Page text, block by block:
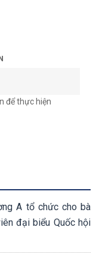
để thực hiện
A tổ chức cho bà
đại biểu Quốc hội